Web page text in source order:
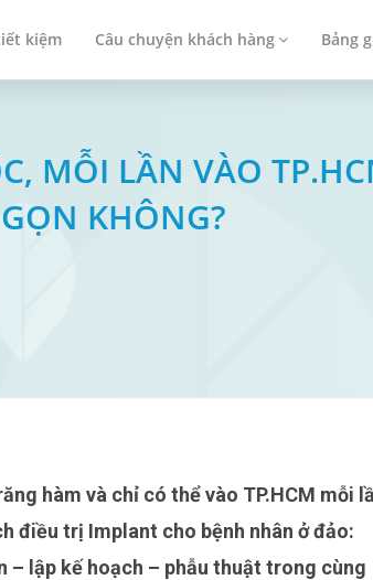
kiệm Câu chuyện khách hàng Bảng
MỖI LẦN VÀO
KHÔNG?
điều trị Implant cho bệnh nhân ở đảo:
– lập kế hoạch – phẫu thuật trong cùng